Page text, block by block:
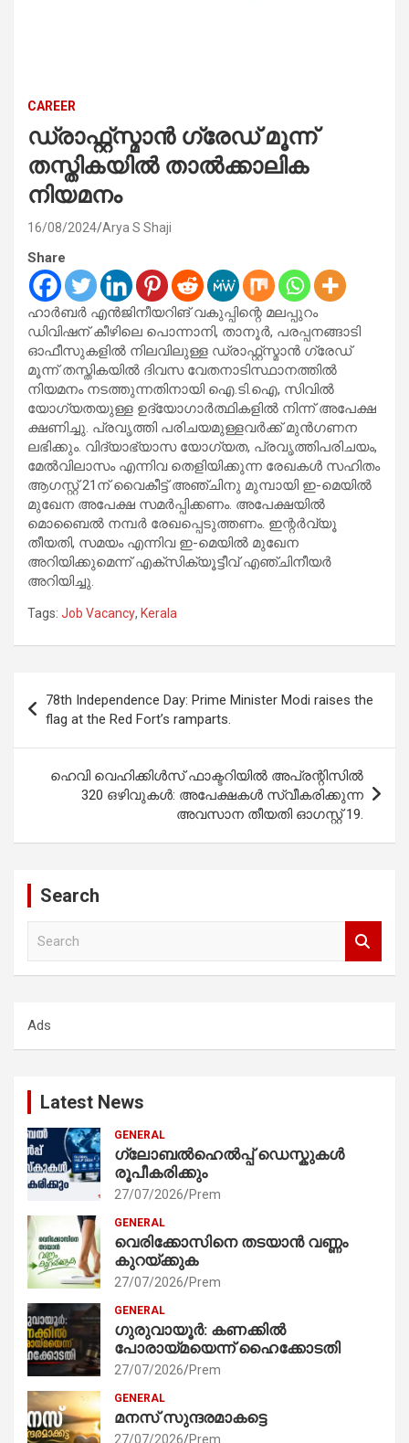
CAREER
ഡ്രാഫ്റ്റ്‌സ്മാന്‍ ഗ്രേഡ് മൂന്ന്
തസ്തികയില്‍ താല്‍ക്കാലിക
നിയമനം
16/08/2024 Arya S Shaji
Share
ഹാര്‍ബര്‍ എന്‍ജിനീയറിങ് വകുപ്പിന്റെ മലപ്പുറം
ഡിവിഷന് കീഴിലെ പൊന്നാനി, താനൂര്‍, പരപ്പനങ്ങാടി
ഓഫീസുകളില്‍ നിലവിലുള്ള ഡ്രാഫ്റ്റ്‌സ്മാന്‍ ഗ്രേഡ്
മൂന്ന് തസ്തികയില്‍ ദിവസ വേതനാടിസ്ഥാനത്തില്‍
നിയമനം നടത്തുന്നതിനായി ഐ.ടി.ഐ, സിവില്‍
യോഗ്യതയുള്ള ഉദ്യോഗാര്‍ത്ഥികളില്‍ നിന്ന് അപേക്ഷ
ക്ഷണിച്ചു. പ്രവൃത്തി പരിചയമുള്ളവര്‍ക്ക് മുന്‍ഗണന
ലഭിക്കും. വിദ്യാഭ്യാസ യോഗ്യത, പ്രവൃത്തിപരിചയം,
മേല്‍വിലാസം എന്നിവ തെളിയിക്കുന്ന രേഖകള്‍ സഹിതം
ആഗസ്റ്റ് 21ന് വൈകീട്ട് അഞ്ചിനു മുമ്പായി ഇ-മെയില്‍
മുഖേന അപേക്ഷ സമര്‍പ്പിക്കണം. അപേക്ഷയില്‍
മൊബൈല്‍ നമ്പര്‍ രേഖപ്പെടുത്തണം. ഇന്റര്‍വ്യൂ
തീയതി, സമയം എന്നിവ ഇ-മെയില്‍ മുഖേന
അറിയിക്കുമെന്ന് എക്‌സിക്യൂട്ടീവ് എഞ്ചിനീയര്‍
അറിയിച്ചു.
Tags: Job Vacancy, Kerala
navigation
78th Independence Day: Prime Minister Modi raises the
flag at the Red Fort’s ramparts.
ഹെവി വെഹിക്കിൾസ് ഫാക്ടറിയിൽ അപ്രന്റിസിൽ
320 ഒഴിവുകള്‍: അപേക്ഷകൾ സ്വീകരിക്കുന്ന
അവസാന തീയതി ഓഗസ്റ്റ് 19.
Search
h
Ads
Latest News
GENERAL
ഗ്ലോബൽഹെൽപ്പ് ഡെസ്കുകൾ
രൂപീകരിക്കും
27/07/2026 Prem
GENERAL
വെരിക്കോസിനെ തടയാൻ വണ്ണം
കുറയ്ക്കുക
27/07/2026 Prem
GENERAL
ഗുരുവായൂർ: കണക്കിൽ
പോരായ്മയെന്ന് ഹൈക്കോടതി
27/07/2026 Prem
GENERAL
മനസ് സുന്ദരമാകട്ടെ
27/07/2026 Prem